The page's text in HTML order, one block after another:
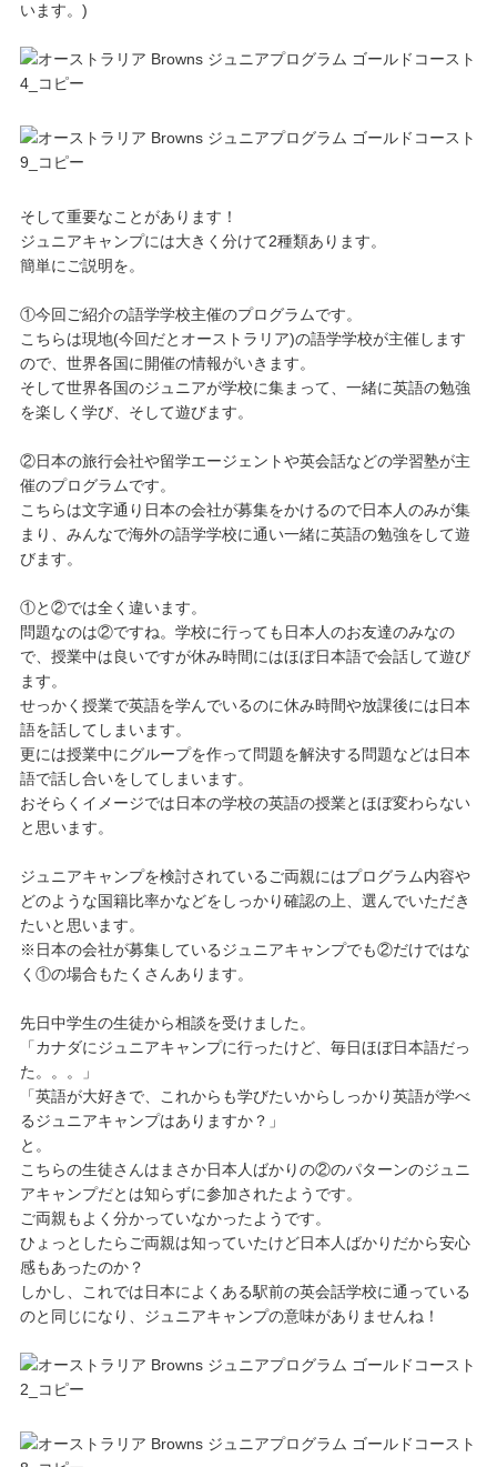
います。)
そして重要なことがあります！
ジュニアキャンプには大きく分けて2種類あります。
簡単にご説明を。
①今回ご紹介の語学学校主催のプログラムです。
こちらは現地(今回だとオーストラリア)の語学学校が主催します
ので、世界各国に開催の情報がいきます。
そして世界各国のジュニアが学校に集まって、一緒に英語の勉強
を楽しく学び、そして遊びます。
②日本の旅行会社や留学エージェントや英会話などの学習塾が主
催のプログラムです。
こちらは文字通り日本の会社が募集をかけるので日本人のみが集
まり、みんなで海外の語学学校に通い一緒に英語の勉強をして遊
びます。
①と②では全く違います。
問題なのは②ですね。学校に行っても日本人のお友達のみなの
で、授業中は良いですが休み時間にはほぼ日本語で会話して遊び
ます。
せっかく授業で英語を学んでいるのに休み時間や放課後には日本
語を話してしまいます。
更には授業中にグループを作って問題を解決する問題などは日本
語で話し合いをしてしまいます。
おそらくイメージでは日本の学校の英語の授業とほぼ変わらない
と思います。
ジュニアキャンプを検討されているご両親にはプログラム内容や
どのような国籍比率かなどをしっかり確認の上、選んでいただき
たいと思います。
※日本の会社が募集しているジュニアキャンプでも②だけではな
く①の場合もたくさんあります。
先日中学生の生徒から相談を受けました。
「カナダにジュニアキャンプに行ったけど、毎日ほぼ日本語だっ
た。。。」
「英語が大好きで、これからも学びたいからしっかり英語が学べ
るジュニアキャンプはありますか？」
と。
こちらの生徒さんはまさか日本人ばかりの②のパターンのジュニ
アキャンプだとは知らずに参加されたようです。
ご両親もよく分かっていなかったようです。
ひょっとしたらご両親は知っていたけど日本人ばかりだから安心
感もあったのか？
しかし、これでは日本によくある駅前の英会話学校に通っている
のと同じになり、ジュニアキャンプの意味がありませんね！